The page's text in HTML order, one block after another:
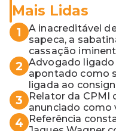
Mais Lidas
1
A inacreditável
sapeca, a
cassação
vaga do Quinto
2 Advogado ligado
apontado como
ligada ao
3
Relator da CPMI
anunciado como
4
Referência